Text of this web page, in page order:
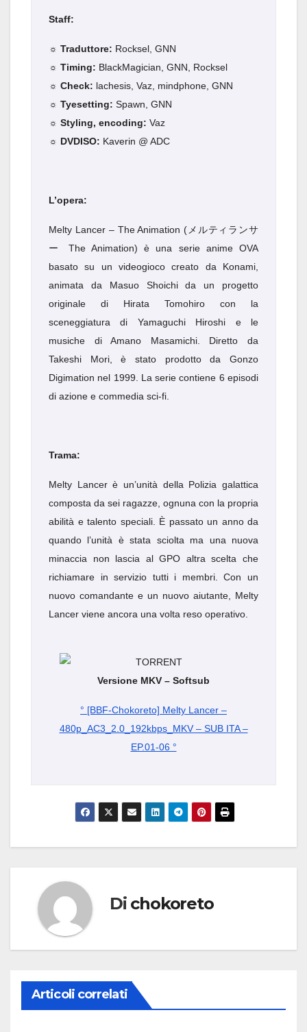
Staff:
☼ Traduttore: Rocksel, GNN
☼ Timing: BlackMagician, GNN, Rocksel
☼ Check: lachesis, Vaz, mindphone, GNN
☼ Tyesetting: Spawn, GNN
☼ Styling, encoding: Vaz
☼ DVDISO: Kaverin @ ADC
L’opera:
Melty Lancer – The Animation (メルティランサ
ー The Animation) è una serie anime OVA
basato su un videogioco creato da Konami,
animata da Masuo Shoichi da un progetto
originale di Hirata Tomohiro con la
sceneggiatura di Yamaguchi Hiroshi e le
musiche di Amano Masamichi. Diretto da
Takeshi Mori, è stato prodotto da Gonzo
Digimation nel 1999. La serie contiene 6 episodi
di azione e commedia sci-fi.
Trama:
Melty Lancer è un’unità della Polizia galattica
composta da sei ragazze, ognuna con la propria
abilità e talento speciali. È passato un anno da
quando l’unità è stata sciolta ma una nuova
minaccia non lascia al GPO altra scelta che
richiamare in servizio tutti i membri. Con un
nuovo comandante e un nuovo aiutante, Melty
Lancer viene ancora una volta reso operativo.
Versione MKV – Softsub
° [BBF-Chokoreto] Melty Lancer –
480p_AC3_2.0_192kbps_MKV – SUB ITA –
EP.01-06 °
Di chokoreto
Articoli correlati